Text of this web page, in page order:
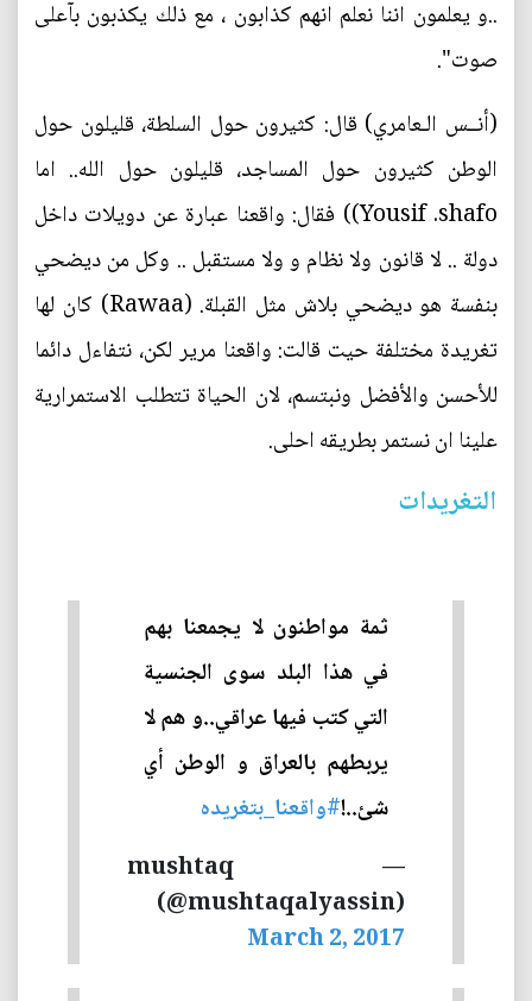
..و يعلمون اننا نعلم انهم كذابون ، مع ذلك يكذبون بآعلى
صوت".
(أنــس الـعامري) قال: كثيرون حول السلطة، قليلون حول
الوطن كثيرون حول المساجد، قليلون حول الله.. اما
Yousif .shafo)‏) فقال: واقعنا عبارة عن دويلات داخل
دولة .. لا قانون ولا نظام و ولا مستقبل .. وكل من ديضحي
بنفسة هو ديضحي بلاش مثل القبلة. (Rawaa)‏ كان لها
تغريدة مختلفة حيت قالت: واقعنا مرير لكن، نتفاءل دائما
للأحسن والأفضل ونبتسم، لان الحياة تتطلب الاستمرارية
علينا ان نستمر بطريقه احلى.
التغريدات
ثمة مواطنون لا يجمعنا بهم
في هذا البلد سوى الجنسية
التي كتب فيها عراقي..و هم لا
يربطهم بالعراق و الوطن أي
شئ..!#واقعنا_بتغريده
— mushtaq
(@mushtaqalyassin)
March 2, 2017